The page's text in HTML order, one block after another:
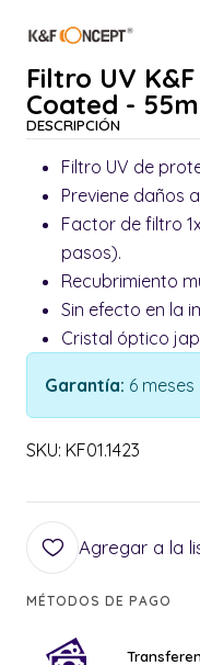
Filtro UV
Coated -
DESCRIPCIÓN
Filtro UV de
Previene daños
Factor de filtro
pasos).
Recubrimiento
Sin efecto en la
Cristal óptico
Garantía: 6 meses
SKU: KF01.1423
Agregar a la
MÉTODOS DE PAGO